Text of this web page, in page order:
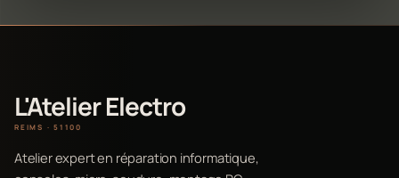
L'Atelier Electro
REIMS · 51100
Atelier expert en réparation informatique,